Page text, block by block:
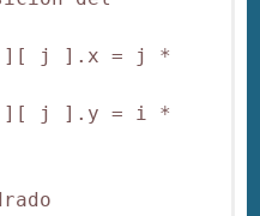
j ].x = j *
j ].y = i *